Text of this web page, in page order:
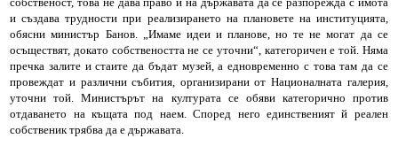
и създава трудности при реализирането на плановете на институцията,
обясни министър Банов. „Имаме идеи и планове, но те не могат да се
осъществят, докато собствеността не се уточни“, категоричен е той. Няма
пречка залите и стаите да бъдат музей, а едновременно с това там да се
провеждат и различни събития, организирани от Националната галерия,
уточни той. Министърът на културата се обяви категорично против
отдаването на къщата под наем. Според него единственият й реален
собственик трябва да е държавата.